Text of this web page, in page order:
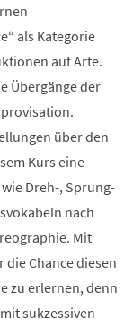
als Kategorie
auf Arte.
Übergänge der
über den
Kurs eine
Dreh-, Sprung-
nach
Mit
die Chance diesen
zu erlernen, denn
sukzessiven